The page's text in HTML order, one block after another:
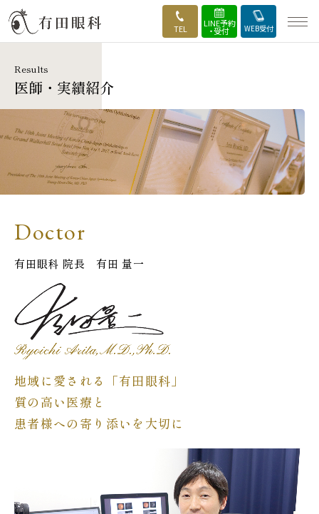
LINE予約
・受付 WEB受付
TEL
HOME
当院の強み
外来・診療案内
手術のご案内
医師・実績紹介
手術の流れ
施設・設備
目の病気と治療
交通アクセス
プライバシーポリシー
Results
医師・実績紹介
Doctor
有田眼科 院長 有田 量一
地域に愛される「有田眼科」
質の高い医療と
患者様への寄り添いを大切に